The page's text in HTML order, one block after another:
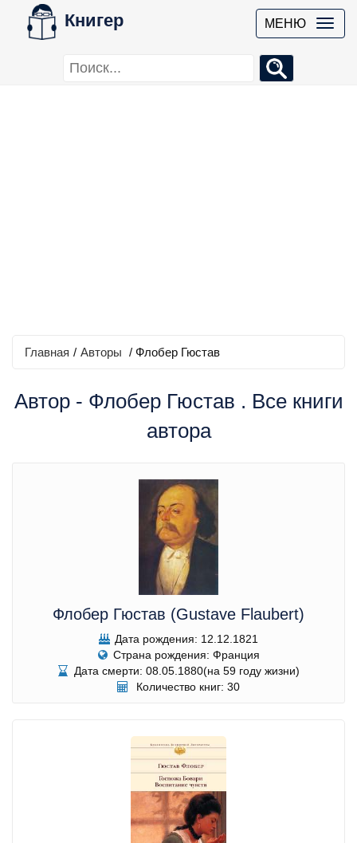
Книгер МЕНЮ
Главная / Авторы / Флобер Гюстав
Автор - Флобер Гюстав . Все книги
автора
Флобер Гюстав (Gustave Flaubert)
Дата рождения: 12.12.1821
Страна рождения: Франция
Дата смерти: 08.05.1880(на 59 году жизни)
Количество книг: 30